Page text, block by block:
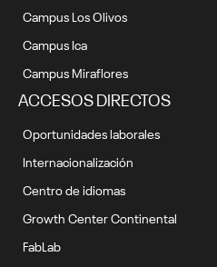
Campus Los Olivos
Campus Ica
Campus Miraflores
ACCESOS DIRECTOS
Oportunidades laborales
Internacionalización
Centro de idiomas
Growth Center Continental
FabLab